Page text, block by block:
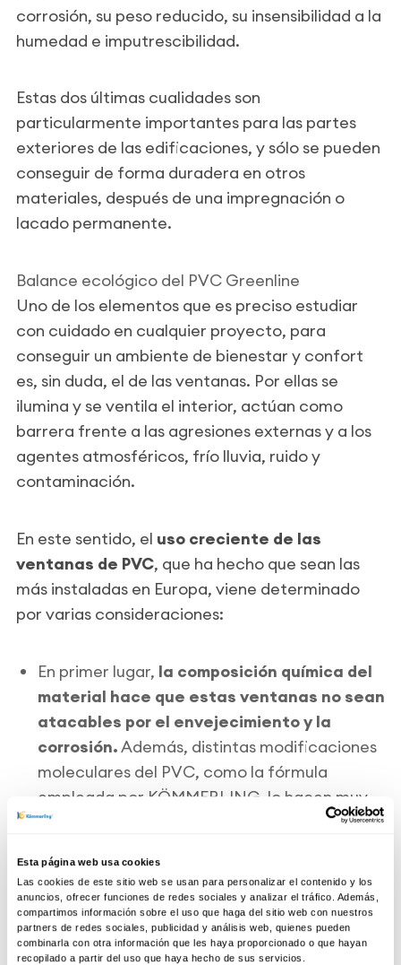
Esta página web usa cookies
Las cookies de este sitio web se usan para personalizar el contenido y los
anuncios, ofrecer funciones de redes sociales y analizar el tráfico. Además,
compartimos información sobre el uso que haga del sitio web con nuestros
partners de redes sociales, publicidad y análisis web, quienes pueden
combinarla con otra información que les haya proporcionado o que hayan
recopilado a partir del uso que haya hecho de sus servicios.
corrosión, su peso reducido, su insensibilidad a la
humedad e imputrescibilidad.
Estas dos últimas cualidades son
particularmente importantes para las partes
exteriores de las edificaciones, y sólo se pueden
conseguir de forma duradera en otros
materiales, después de una impregnación o
lacado permanente.
Balance ecológico del PVC Greenline
Uno de los elementos que es preciso estudiar
con cuidado en cualquier proyecto, para
conseguir un ambiente de bienestar y confort
es, sin duda, el de las ventanas. Por ellas se
ilumina y se ventila el interior, actúan como
barrera frente a las agresiones externas y a los
agentes atmosféricos, frío lluvia, ruido y
contaminación.
En este sentido, el uso creciente de las
ventanas de PVC, que ha hecho que sean las
más instaladas en Europa, viene determinado
por varias consideraciones:
En primer lugar, la composición química del
material hace que estas ventanas no sean
atacables por el envejecimiento y la
corrosión.Además, distintas modificaciones
moleculares del PVC, como la fórmula
empleada por KÖMMERLING, lo hacen muy
resistente a los golpes y a la radiación solar, lo
condiciones. Y un capítulo al que el usuario
suele prestar especial atención, el de los
gastos de mantenimiento, está reducido al
mínimo, ya que sólo se requiere una limpieza